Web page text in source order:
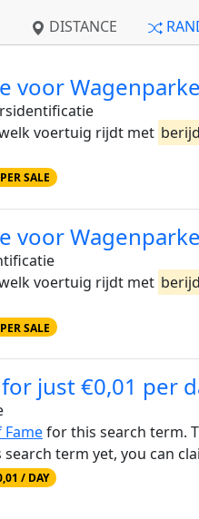
DISTANCE
voor
voertuig rijdt met
SALE
voor
voertuig rijdt met
SALE
just €0,01 per
Famefor this search term.
term yet, you can
/ DAY